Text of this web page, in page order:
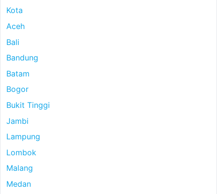
Kota
Aceh
Bali
Bandung
Batam
Bogor
Bukit Tinggi
Jambi
Lampung
Lombok
Malang
Medan